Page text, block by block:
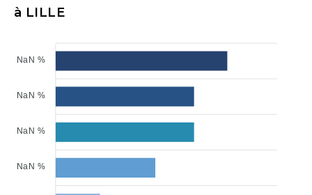
à LILLE
NaN %
NaN %
NaN %
NaN %